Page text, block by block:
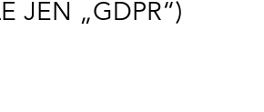
JEN „GDPR“)